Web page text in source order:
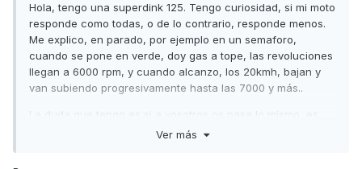
Hola, tengo una superdink 125. Tengo curiosidad, si mi moto
responde como todas, o de lo contrario, responde menos.
Me explico, en parado, por ejemplo en un semaforo,
cuando se pone en verde, doy gas a tope, las revoluciones
llegan a 6000 rpm, y cuando alcanzo, los 20kmh, bajan y
van subiendo progresivamente hasta las 7000 y más..
La duda que tengo es si a vosotros os pasa lo mismo, es
decir, cuando dais gas a tope, en parado, ¿hasta donde
Ver más